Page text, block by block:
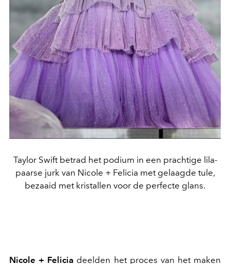
Taylor Swift betrad het podium in een prachtige lila-
paarse jurk van Nicole + Felicia met gelaagde tule,
bezaaid met kristallen voor de perfecte glans.
Nicole + Felicia deelden het proces van het maken